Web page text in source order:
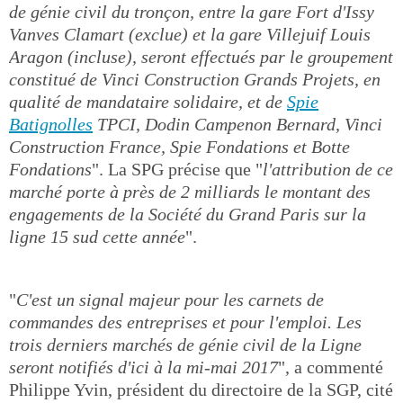
de génie civil du tronçon, entre la gare Fort d'Issy
Vanves Clamart (exclue) et la gare Villejuif Louis
Aragon (incluse), seront effectués par le groupement
constitué de Vinci Construction Grands Projets, en
qualité de mandataire solidaire, et de Spie
Batignolles TPCI, Dodin Campenon Bernard, Vinci
Construction France, Spie Fondations et Botte
Fondations". La SPG précise que "l'attribution de ce
marché porte à près de 2 milliards le montant des
engagements de la Société du Grand Paris sur la
ligne 15 sud cette année".
"C'est un signal majeur pour les carnets de
commandes des entreprises et pour l'emploi. Les
trois derniers marchés de génie civil de la Ligne
seront notifiés d'ici à la mi-mai 2017", a commenté
Philippe Yvin, président du directoire de la SGP, cité